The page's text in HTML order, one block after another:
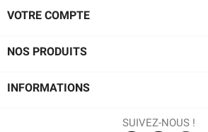
VOTRE COMPTE
NOS PRODUITS
INFORMATIONS
SUIVEZ-NOUS !